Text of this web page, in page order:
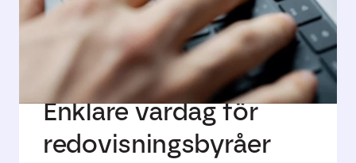
Enklare vardag för
redovisningsbyråer